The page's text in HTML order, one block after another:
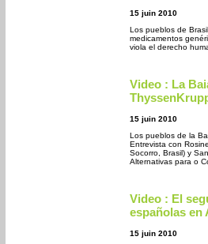
15 juin 2010
Los pueblos de
medicamentos
viola el derecho
Video : La
15 juin 2010
Los pueblos de la
Entrevista con
Socorro, Brasil) y
Alternativas para o
Video : El
españolas en
15 juin 2010